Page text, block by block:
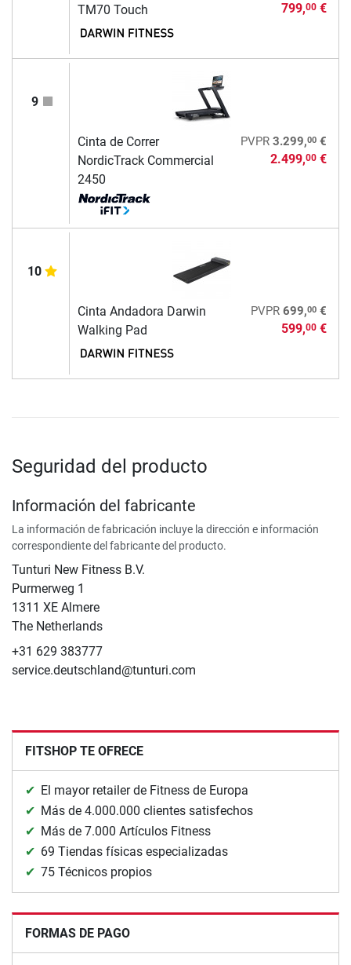
TM70 Touch 799,00€
9
Cinta de Correr
NordicTrack Commercial
2450
PVPR 3.299,00€
2.499,00€
10
Cinta Andadora Darwin
Walking Pad
PVPR 699,00€
599,00€
Seguridad del producto
Información del fabricante
La información de fabricación incluye la dirección e información
correspondiente del fabricante del producto.
Tunturi New Fitness B.V.
​Purmerweg 1
1311 XE Almere
The Netherlands
+31 629 383777
service.deutschland@tunturi.com
FITSHOP TE OFRECE
El mayor retailer de Fitness de Europa
Más de 4.000.000 clientes satisfechos
Más de 7.000 Artículos Fitness
69 Tiendas físicas especializadas
75 Técnicos propios
FORMAS DE PAGO